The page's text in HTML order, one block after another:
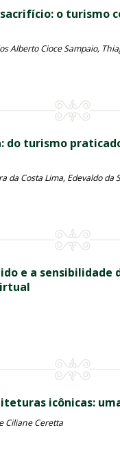
o turismo
Alberto Cioce Sampaio,
do turismo
da Costa Lima, Edevaldo da
e a sensibilidade
icônicas:
Ciliane Ceretta